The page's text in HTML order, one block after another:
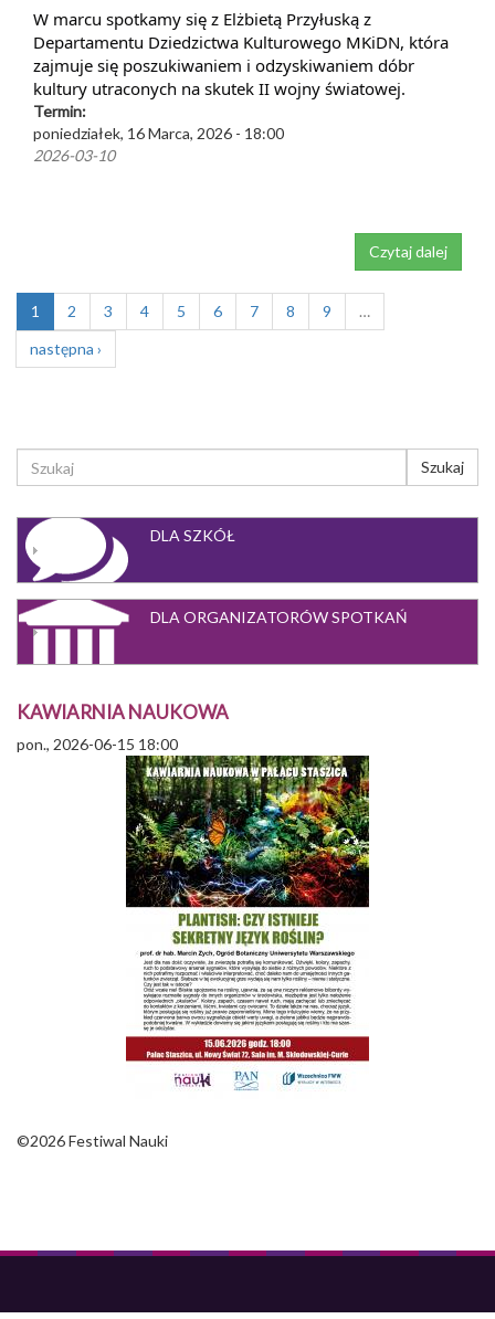
W marcu spotkamy się z Elżbietą Przyłuską z
Departamentu Dziedzictwa Kulturowego MKiDN, która
zajmuje się poszukiwaniem i odzyskiwaniem dóbr
kultury utraconych na skutek II wojny światowej.
Termin:
poniedziałek, 16 Marca, 2026 - 18:00
2026-03-10
Czytaj dalej
1 2 3 4 5 6 7 8 9
…
następna ›
FORMULARZ
WYSZUKIWANIA
Szukaj
DLA SZKÓŁ
DLA ORGANIZATORÓW SPOTKAŃ
KAWIARNIA NAUKOWA
pon., 2026-06-15 18:00
©2026 Festiwal Nauki